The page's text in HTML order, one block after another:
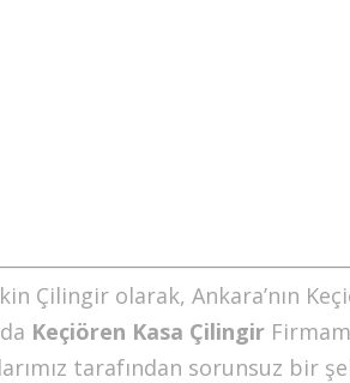
Çilingir olarak, Ankara’nın
Keçiören Kasa Çilingir
tarafından sorunsuz bir